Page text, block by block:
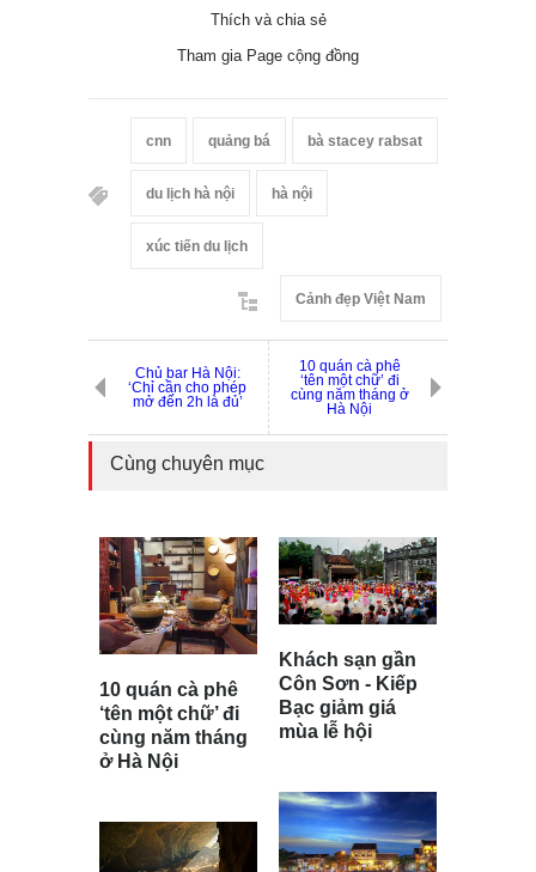
Thích và chia sẻ
Tham gia Page cộng đồng
cnn quảng bá bà stacey rabsat
du lịch hà nội hà nội
xúc tiến du lịch
Cảnh đẹp Việt Nam
Chủ bar Hà Nội:
‘Chỉ cần cho phép
mở đến 2h là đủ’
10 quán cà phê
‘tên một chữ’ đi
cùng năm tháng ở
Hà Nội
Cùng chuyên mục
10 quán cà phê
‘tên một chữ’ đi
cùng năm tháng
ở Hà Nội
Khách sạn gần
Côn Sơn - Kiếp
Bạc giảm giá
mùa lễ hội